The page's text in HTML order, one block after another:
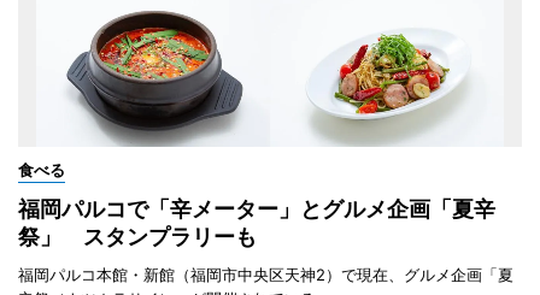
食べる
福岡パルコで「辛メーター」とグルメ企画「夏辛
祭」 スタンプラリーも
福岡パルコ本館・新館（福岡市中央区天神2）で現在、グルメ企画「夏